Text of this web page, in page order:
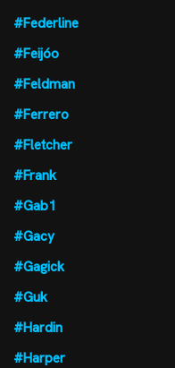
#Federline
#Feijóo
#Feldman
#Ferrero
#Fletcher
#Frank
#Gab1
#Gacy
#Gagick
#Guk
#Hardin
#Harper